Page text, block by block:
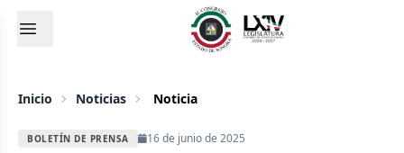
Inicio Noticias Noticia
BOLETÍN DE PRENSA 16 de junio de 2025